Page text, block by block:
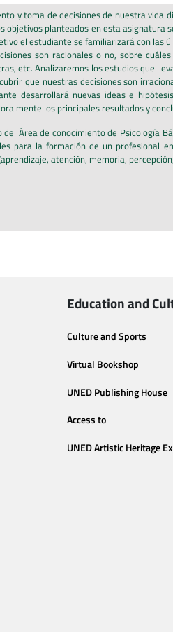
y toma de decisiones de nuestra
objetivos planteados en esta
el estudiante se familiarizará con las
son racionales o no, sobre
etc. Analizaremos los estudios que
que nuestras decisiones son
desarrollará nuevas ideas e
los principales resultados y
Área de conocimiento de Psicología
para la formación de un profesional
atención, memoria,
Education and
Culture and Sports
Virtual Bookshop
UNED Publishing House
Access to
UNED Artistic Heritage